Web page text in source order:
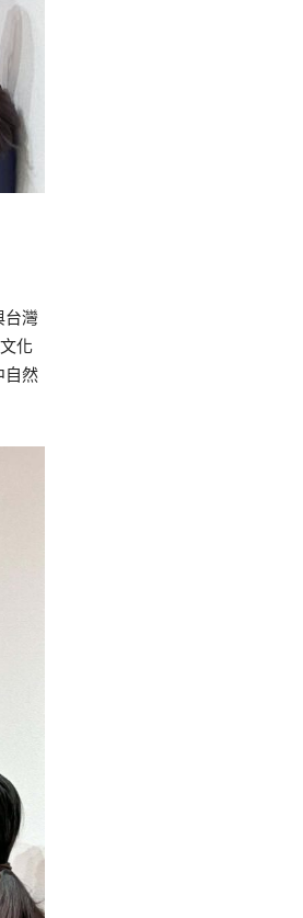
台灣
化
自然